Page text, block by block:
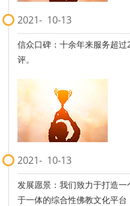
2021 10-13
信众口碑：十余年来服务超
评。
2021 10-13
发展愿景：我们致力于打造
于一体的综合性佛教文化平